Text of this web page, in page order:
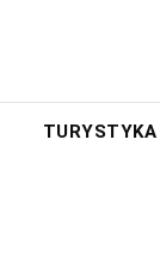
TURYSTYKA